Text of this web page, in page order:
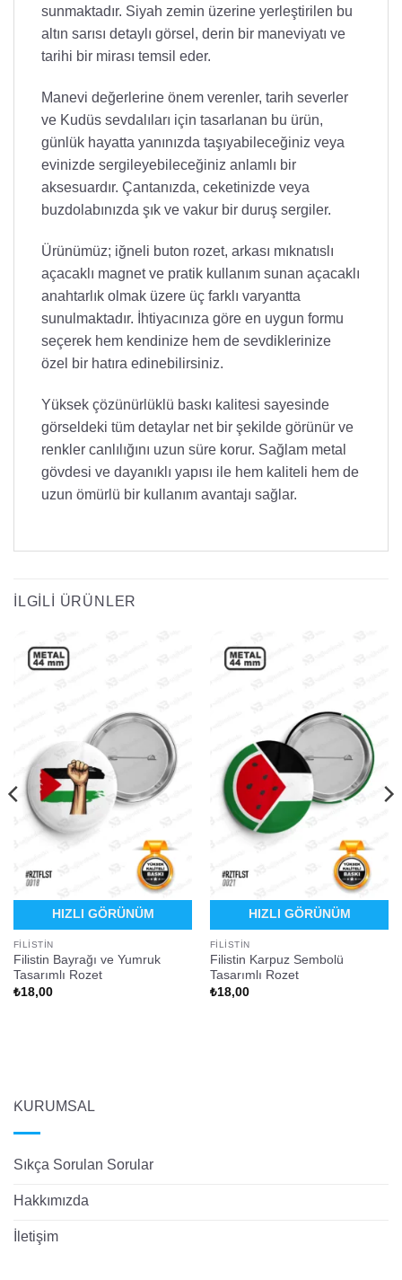
sunmaktadır. Siyah zemin üzerine yerleştirilen bu
altın sarısı detaylı görsel, derin bir maneviyatı ve
tarihi bir mirası temsil eder.
Manevi değerlerine önem verenler, tarih severler
ve Kudüs sevdalıları için tasarlanan bu ürün,
günlük hayatta yanınızda taşıyabileceğiniz veya
evinizde sergileyebileceğiniz anlamlı bir
aksesuardır. Çantanızda, ceketinizde veya
buzdolabınızda şık ve vakur bir duruş sergiler.
Ürünümüz; iğneli buton rozet, arkası mıknatıslı
açacaklı magnet ve pratik kullanım sunan açacaklı
anahtarlık olmak üzere üç farklı varyantta
sunulmaktadır. İhtiyacınıza göre en uygun formu
seçerek hem kendinize hem de sevdiklerinize
özel bir hatıra edinebilirsiniz.
Yüksek çözünürlüklü baskı kalitesi sayesinde
görseldeki tüm detaylar net bir şekilde görünür ve
renkler canlılığını uzun süre korur. Sağlam metal
gövdesi ve dayanıklı yapısı ile hem kaliteli hem de
uzun ömürlü bir kullanım avantajı sağlar.
İLGILI ÜRÜNLER
HIZLI GÖRÜNÜM
FILISTIN
Filistin Bayrağı ve Yumruk
Tasarımlı Rozet
₺18,00
HIZLI GÖRÜNÜM
FILISTIN
Filistin Karpuz Sembolü
Tasarımlı Rozet
₺18,00
KURUMSAL
Sıkça Sorulan Sorular
Hakkımızda
İletişim